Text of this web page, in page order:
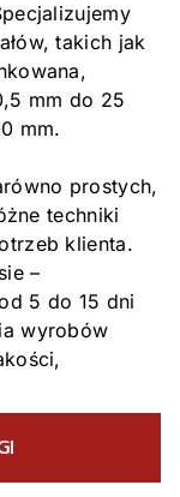
takich jak
mm do 25
mm.
prostych,
techniki
klienta.
–
5 do 15 dni
wyrobów